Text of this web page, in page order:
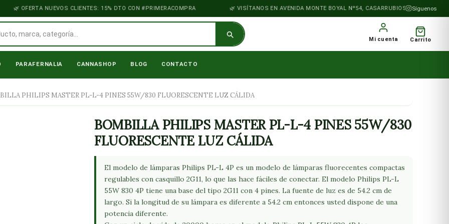
OFERTA NUEVOS CLIENTES: 15% DTO CON #PRIMERACOMPRA VISÍTANOS EN AVENIDA MONTE BOYAL Nº54, CASARRUBIOS DEL MONTE
Síguenos
Mi cuenta Carrito
PARAFERNALIA CANNASHOP BLOG CONTACTO
PHILIPS MASTER PL-L-4 PINES 55W/830 FLUORESCENTE LUZ CÁLIDA
BOMBILLA PHILIPS MASTER PL-L-4 PINES 55W/830
FLUORESCENTE LUZ CÁLIDA
El modelo de lámparas Philips PL-L 4P es un modelo de lámparas fluorecentes compactas
regulables con casquillo 2G11, lo que las hace fáciles de conectar. El modelo Philips PL-L
55W 830 4P tiene una base del tipo 2G11 con 4 pines. La fuente de luz es de 54.2 cm de
largo. Si la longitud de su lámpara es diferente a 54.2 cm entonces usted dispone de una
potencia diferente.
BOMBILLA
PHILIPS
MASTER
PL-
L-
PINES
55W/830
FLUORESCENTE
LUZ